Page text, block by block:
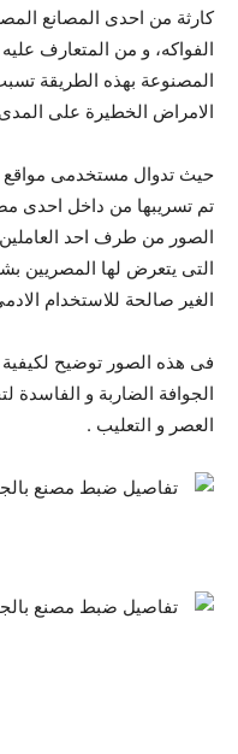
كارثة من احدى المصانع
الفواكه، و من المتعارف
المصنوعة بهذه الطريقة
الامراض الخطيرة على المدى
حيث تدوال مستخدمى مواقع
تم تسريبها من داخل احدى
الصور من طرف احد
التى يتعرض لها المصريين
الغير صالحة للاستخدام
فى هذه الصور توضيح
الجوافة الضاربة و الفاسدة
العصر و التعليب .